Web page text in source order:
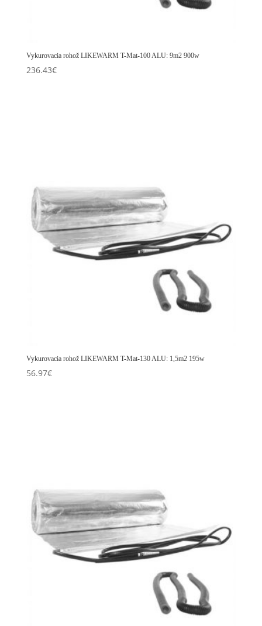
Vykurovacia rohož LIKEWARM T-Mat-100 ALU: 9m2 900w
236.43€
Vykurovacia rohož LIKEWARM T-Mat-130 ALU: 1,5m2 195w
56.97€